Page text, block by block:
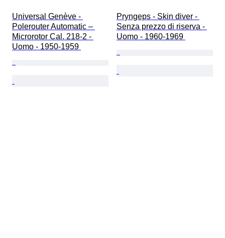
Universal Genève -
Polerouter Automatic –
Microrotor Cal. 218-2 -
Uomo - 1950-1959
Pryngeps - Skin diver -
Senza prezzo di riserva -
Uomo - 1960-1969